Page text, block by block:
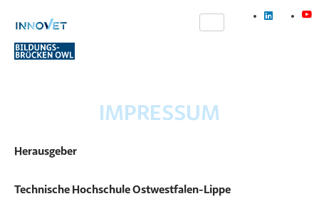
IMPRESSUM
Herausgeber
Technische Hochschule Ostwestfalen-Lippe